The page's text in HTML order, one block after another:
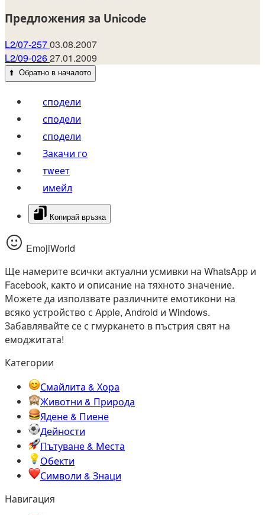
Предложения за Unicode
L2/07-25703.08.2007
L2/09-02627.01.2009
⬆️ Обратно в началото
сподели
сподели
сподели
Закачи го
тwеет
имейл
Копирай връзка
EmojiWorld
Ще намерите всички актуални усмивки на WhatsApp и
Facebook, както и описание на тяхното значение.
Можете да използвате различните емотикони на
всяко устройство с Apple, Android и Windows.
Забавлявайте се с гмуркането в пъстрия свят на
емоджитата!
Категории
Смайлита & Хора
Животни & Природа
Ядене & Пиене
Дейности
Пътуване & Места
Обекти
Символи & Знаци
Навигация